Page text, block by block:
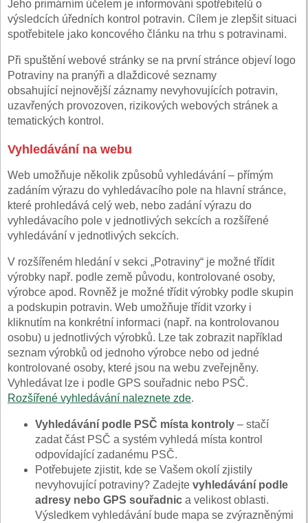
Jeho primárním účelem je informování spotřebitelů o
výsledcích úředních kontrol potravin. Cílem je zlepšit situaci
spotřebitele jako koncového článku na trhu s potravinami.
Při spuštění webové stránky se na první stránce objeví logo
Potraviny na pranýři a dlaždicové seznamy
obsahující nejnovější záznamy nevyhovujících potravin,
uzavřených provozoven, rizikových webových stránek a
tematických kontrol.
Vyhledávání na webu
Web umožňuje několik způsobů vyhledávání – přímým
zadáním výrazu do vyhledávacího pole na hlavní stránce,
které prohledává celý web, nebo zadání výrazu do
vyhledávacího pole v jednotlivých sekcích a rozšířené
vyhledávání v jednotlivých sekcích.
V rozšířeném hledání v sekci „Potraviny“ je možné třídit
výrobky např. podle země původu, kontrolované osoby,
výrobce apod. Rovněž je možné třídit výrobky podle skupin
a podskupin potravin. Web umožňuje třídit vzorky i
kliknutím na konkrétní informaci (např. na kontrolovanou
osobu) u jednotlivých výrobků. Lze tak zobrazit například
seznam výrobků od jednoho výrobce nebo od jedné
kontrolované osoby, které jsou na webu zveřejněny.
Vyhledávat lze i podle GPS souřadnic nebo PSČ.
Rozšířené vyhledávání naleznete zde.
Vyhledávání podle PSČ místa kontroly – stačí
zadat část PSČ a systém vyhledá místa kontrol
odpovídající zadanému PSČ.
Potřebujete zjistit, kde se Vašem okolí zjistily
nevyhovující potraviny? Zadejte vyhledávání podle
adresy nebo GPS souřadnic a velikost oblasti.
Výsledkem vyhledávání bude mapa se zvýrazněnými